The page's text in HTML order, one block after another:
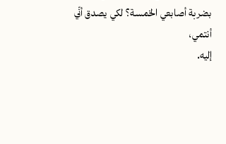
بضربة أصابعي الخمسة؟ لكي يصدق أنّي
أنتمي،
إليه.